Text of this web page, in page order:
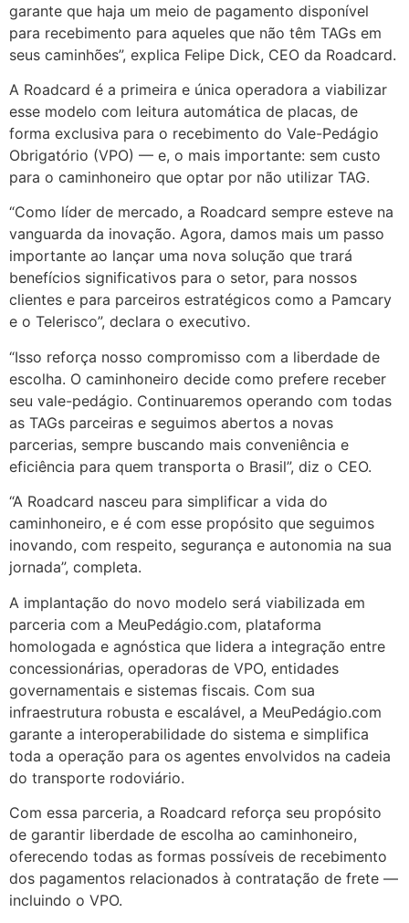
garante que haja um meio de pagamento disponível
para recebimento para aqueles que não têm TAGs em
seus caminhões”, explica Felipe Dick, CEO da Roadcard.
A Roadcard é a primeira e única operadora a viabilizar
esse modelo com leitura automática de placas, de
forma exclusiva para o recebimento do Vale-Pedágio
Obrigatório (VPO) — e, o mais importante: sem custo
para o caminhoneiro que optar por não utilizar TAG.
“Como líder de mercado, a Roadcard sempre esteve na
vanguarda da inovação. Agora, damos mais um passo
importante ao lançar uma nova solução que trará
benefícios significativos para o setor, para nossos
clientes e para parceiros estratégicos como a Pamcary
e o Telerisco”, declara o executivo.
“Isso reforça nosso compromisso com a liberdade de
escolha. O caminhoneiro decide como prefere receber
seu vale-pedágio. Continuaremos operando com todas
as TAGs parceiras e seguimos abertos a novas
parcerias, sempre buscando mais conveniência e
eficiência para quem transporta o Brasil”, diz o CEO.
“A Roadcard nasceu para simplificar a vida do
caminhoneiro, e é com esse propósito que seguimos
inovando, com respeito, segurança e autonomia na sua
jornada”, completa.
A implantação do novo modelo será viabilizada em
parceria com a MeuPedágio.com, plataforma
homologada e agnóstica que lidera a integração entre
concessionárias, operadoras de VPO, entidades
governamentais e sistemas fiscais. Com sua
infraestrutura robusta e escalável, a MeuPedágio.com
garante a interoperabilidade do sistema e simplifica
toda a operação para os agentes envolvidos na cadeia
do transporte rodoviário.
Com essa parceria, a Roadcard reforça seu propósito
de garantir liberdade de escolha ao caminhoneiro,
oferecendo todas as formas possíveis de recebimento
dos pagamentos relacionados à contratação de frete —
incluindo o VPO.